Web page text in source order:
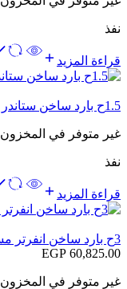
نفذ
قراءة المزيد
1.5ح بارد ساخن ستاندر جديد AY-A12ZSE
غير متوفر في المخزون
نفذ
قراءة المزيد
3ح بارد ساخن انفرتر مستورد اسود AY-XP24YHEB
EGP 60,825.00
غير متوفر في المخزون